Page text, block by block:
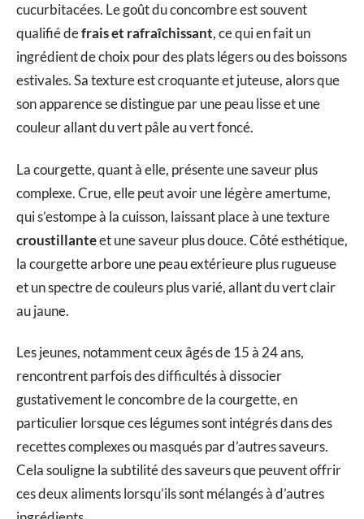
cucurbitacées. Le goût du concombre est souvent
qualifié defrais et rafraîchissant, ce qui en fait un
ingrédient de choix pour des plats légers ou des boissons
estivales. Sa texture est croquante et juteuse, alors que
son apparence se distingue par une peau lisse et une
couleur allant du vert pâle au vert foncé.
La courgette, quant à elle, présente une saveur plus
complexe. Crue, elle peut avoir une légère amertume,
qui s’estompe à la cuisson, laissant place à une texture
croustillanteet une saveur plus douce. Côté esthétique,
la courgette arbore une peau extérieure plus rugueuse
et un spectre de couleurs plus varié, allant du vert clair
au jaune.
Les jeunes, notamment ceux âgés de 15 à 24 ans,
rencontrent parfois des difficultés à dissocier
gustativement le concombre de la courgette, en
particulier lorsque ces légumes sont intégrés dans des
recettes complexes ou masqués par d’autres saveurs.
Cela souligne la subtilité des saveurs que peuvent offrir
ces deux aliments lorsqu’ils sont mélangés à d’autres